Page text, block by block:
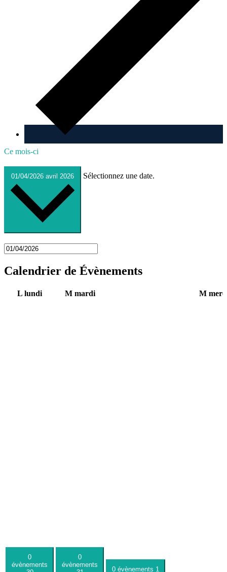
Ce mois-ci
01/04/2026 avril 2026 Sélectionnez une date.
Calendrier de Évènements
L lundi M mardi M
0
évènements
0
évènements
0 évènements 1